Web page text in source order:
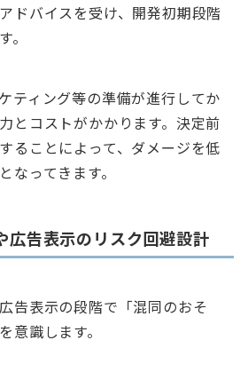
ドバイスを受け、開発初期段階
。
ティング等の準備が進行してか
とコストがかかります。決定前
ることによって、ダメージを低
なってきます。
告表示のリスク回避設計
告表示の段階で「混同のおそ
意識します。